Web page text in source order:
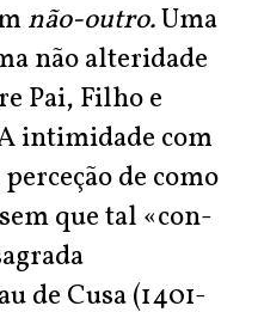
não-outro.Uma
não alteridade
Pai, Filho e
intimidade com
de como
sem que tal «con-
de Cusa (1401-